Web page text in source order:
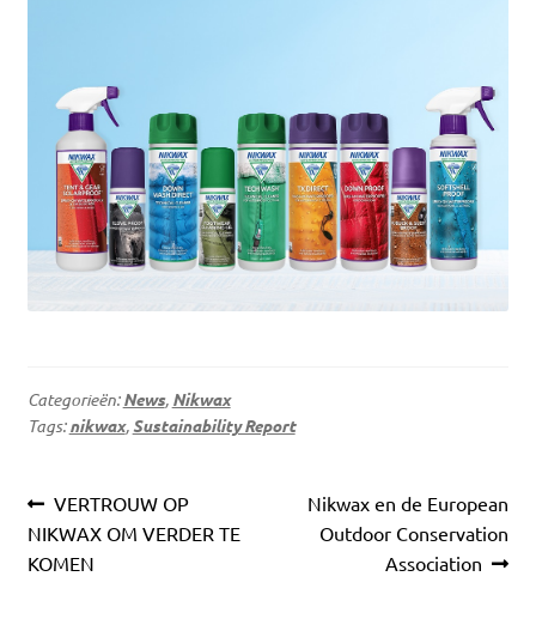
Categorieën:News, Nikwax
Tags:nikwax, Sustainability Report
Bericht
navigatie
Vorig
bericht:
VERTROUW OP
NIKWAX OM VERDER TE
KOMEN
Volgend
bericht:
Nikwax en de European
Outdoor Conservation
Association